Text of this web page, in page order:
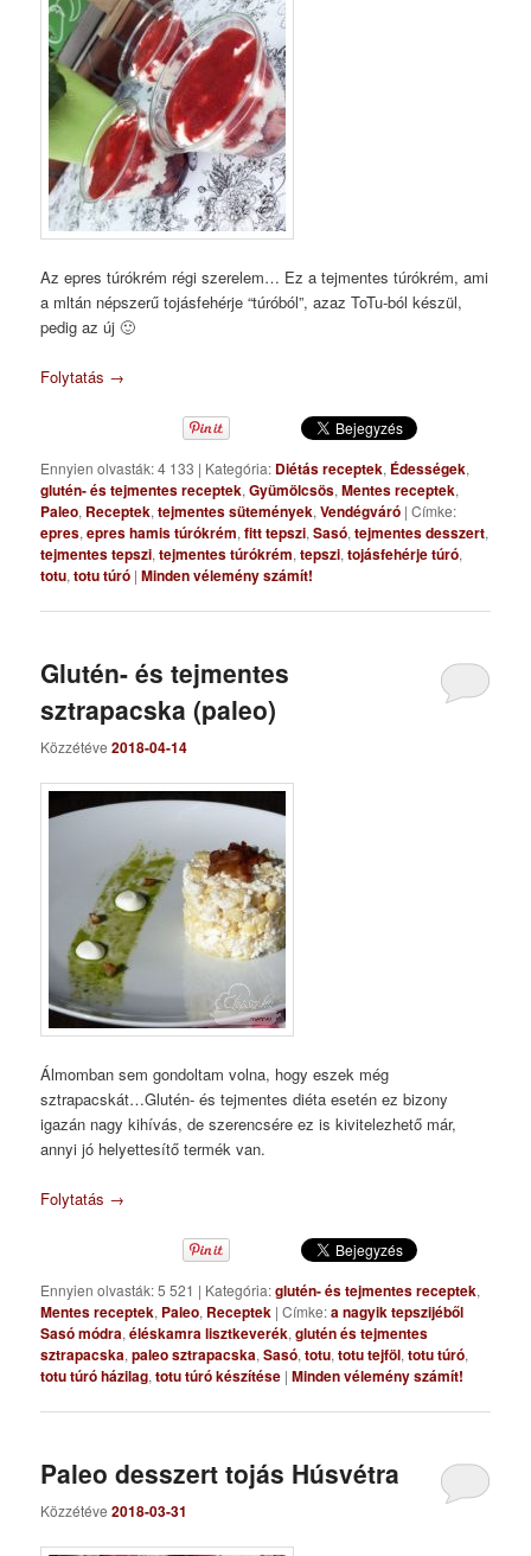
Az epres túrókrém régi szerelem… Ez a tejmentes túrókrém, ami
a mltán népszerű tojásfehérje “túróból”, azaz ToTu-ból készül,
pedig az új 🙂
Folytatás →
Ennyien olvasták: 4 133 | Kategória: Diétás receptek, Édességek,
glutén- és tejmentes receptek,Gyümölcsös,Mentes receptek,
Paleo, Receptek,tejmentes sütemények,Vendégváró |Címke:
epres,epres hamis túrókrém,fitt tepszi,Sasó,tejmentes desszert,
tejmentes tepszi,tejmentes túrókrém,tepszi,tojásfehérje túró,
totu,totu túró |Minden vélemény számít!
Glutén- és tejmentes
sztrapacska (paleo)
Közzétéve2018-04-14
Álmomban sem gondoltam volna, hogy eszek még
sztrapacskát…Glutén- és tejmentes diéta esetén ez bizony
igazán nagy kihívás, de szerencsére ez is kivitelezhető már,
annyi jó helyettesítő termék van.
Folytatás →
Ennyien olvasták: 5 521 | Kategória:glutén- és tejmentes receptek,
Mentes receptek, Paleo, Receptek |Címke:a nagyik tepszijéből
Sasó módra,éléskamra lisztkeverék,glutén és tejmentes
sztrapacska,paleo sztrapacska,Sasó,totu,totu tejföl,totu túró,
totu túró házilag,totu túró készítése |Minden vélemény számít!
Paleo desszert tojás Húsvétra
Közzétéve2018-03-31